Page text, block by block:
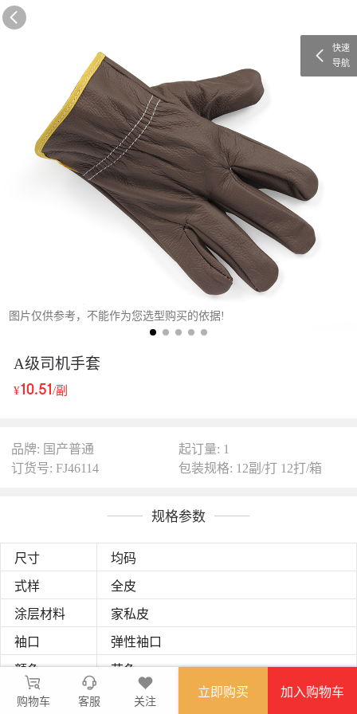
图片仅供参考，不能作为您选型购买的依据!
A级司机手套
¥10.51/副
品牌: 国产普通
起订量: 1
订货号: FJ46114
包装规格: 12副/打 12打/箱
规格参数
尺寸 均码
式样 全皮
涂层材料 家私皮
袖口 弹性袖口
颜色 花色
长度 23cm
购物车 客服 关注
立即购买 加入购物车
快速
导航